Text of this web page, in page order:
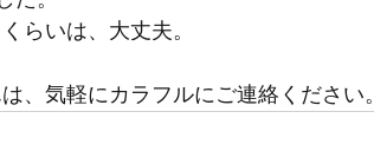
らいは、大丈夫。
、気軽にカラフルにご連絡ください。